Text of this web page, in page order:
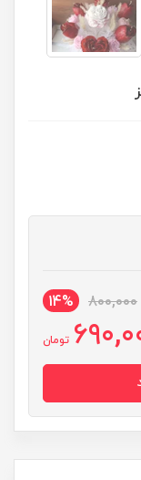
800,000
14%
تومان